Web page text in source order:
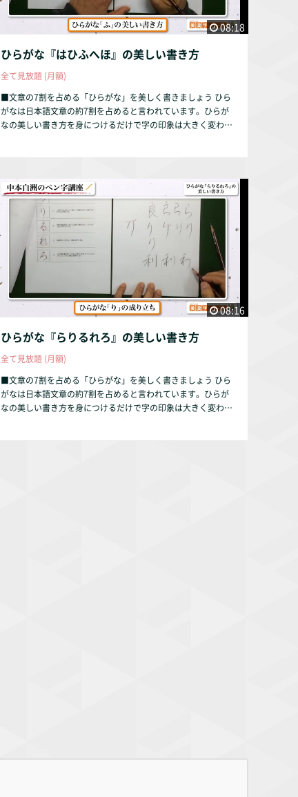
08:18
ひらがな『はひふへほ』の美しい書き方
全て見放題 (月額)
■文章の7割を占める「ひらがな」を美しく書きましょう ひら
がなは日本語文章の約7割を占めると言われています。ひらが
なの美しい書き方を身につけるだけで字の印象は大きく変わり
08:16
ひらがな『らりるれろ』の美しい書き方
全て見放題 (月額)
■文章の7割を占める「ひらがな」を美しく書きましょう ひら
がなは日本語文章の約7割を占めると言われています。ひらが
なの美しい書き方を身につけるだけで字の印象は大きく変わり